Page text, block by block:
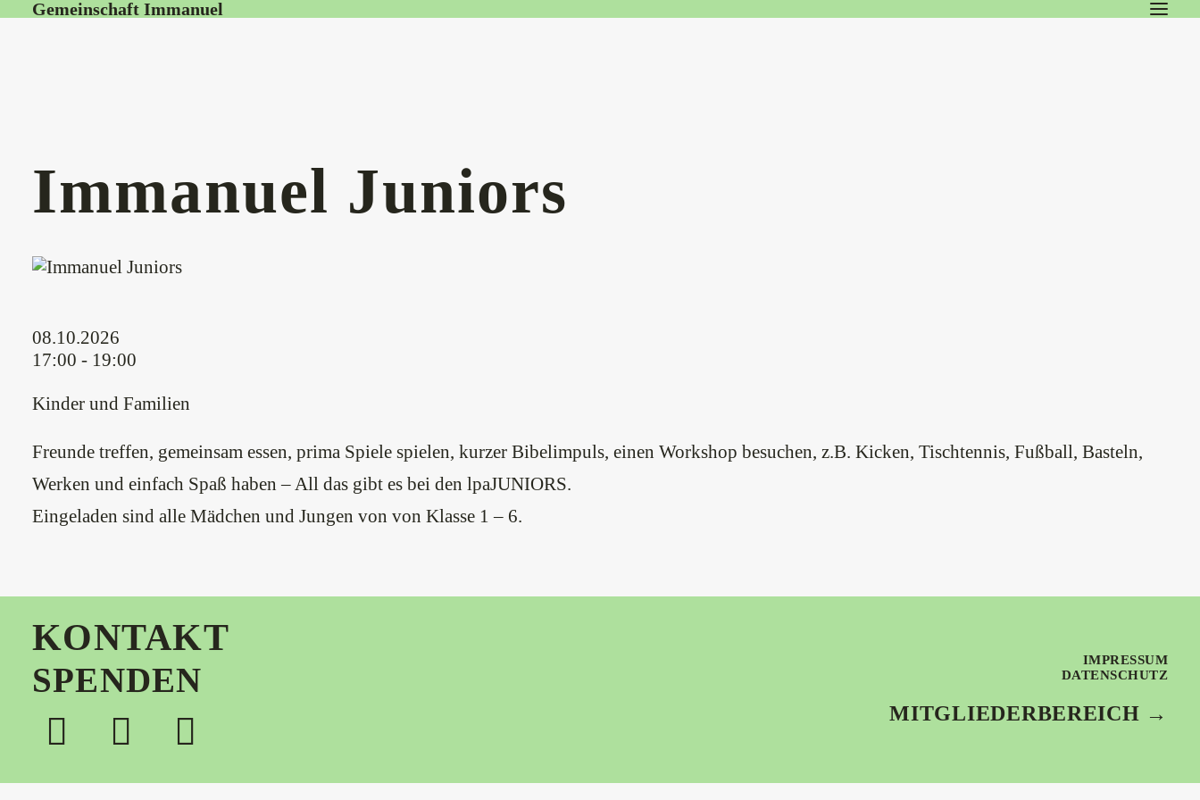
Gemeinschaft Immanuel
Immanuel Juniors
08.10.2026
17:00 - 19:00
Kinder und Familien
Freunde treffen, gemeinsam essen, prima Spiele spielen, kurzer Bibelimpuls, einen Workshop besuchen, z.B. Kicken, Tischtennis, Fußball, Basteln,
Werken und einfach Spaß haben – All das gibt es bei den lpaJUNIORS.
Eingeladen sind alle Mädchen und Jungen von von Klasse 1 – 6.
KONTAKT
SPENDEN
IMPRESSUM
DATENSCHUTZ
MITGLIEDERBEREICH →